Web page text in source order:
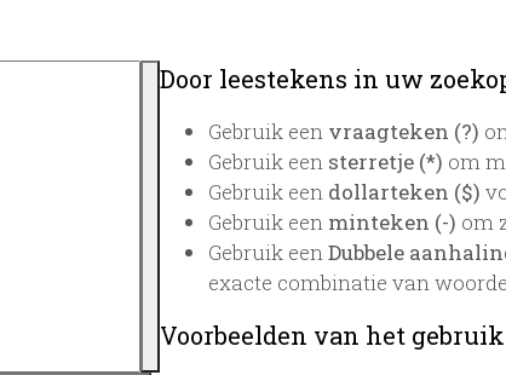
Door leestekens in uw
Gebruik een vraagteken (?)
Gebruik een sterretje (*) om
Gebruik een dollarteken ($)
Gebruik een minteken (-) om
Gebruik eenDubbele
exacte combinatie van
Voorbeelden van het